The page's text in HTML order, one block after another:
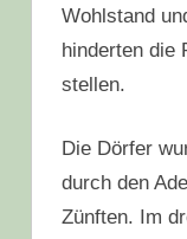
Wohlstand
hinderten die
stellen.
Die Dörfer
durch den
Zünften. Im